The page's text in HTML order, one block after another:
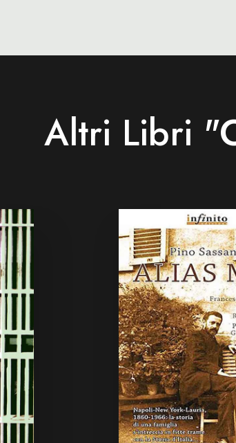
Altri Libri